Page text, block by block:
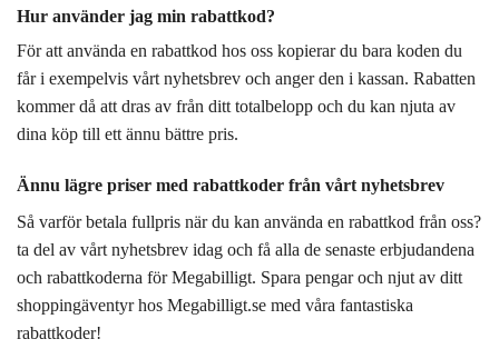
Hur använder jag min rabattkod?
För att använda en rabattkod hos oss kopierar du bara koden du
får i exempelvis vårt nyhetsbrev och anger den i kassan. Rabatten
kommer då att dras av från ditt totalbelopp och du kan njuta av
dina köp till ett ännu bättre pris.
Ännu lägre priser med rabattkoder från vårt nyhetsbrev
Så varför betala fullpris när du kan använda en rabattkod från oss?
ta del av vårt nyhetsbrev idag och få alla de senaste erbjudandena
och rabattkoderna för Megabilligt. Spara pengar och njut av ditt
shoppingäventyr hos Megabilligt.se med våra fantastiska
rabattkoder!